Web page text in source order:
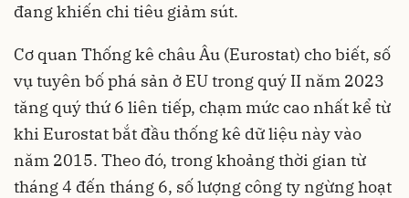
đang khiến chi tiêu giảm sút.
Cơ quan Thống kê châu Âu (Eurostat) cho biết, số
vụ tuyên bố phá sản ở EU trong quý II năm 2023
tăng quý thứ 6 liên tiếp, chạm mức cao nhất kể từ
khi Eurostat bắt đầu thống kê dữ liệu này vào
năm 2015. Theo đó, trong khoảng thời gian từ
tháng 4 đến tháng 6, số lượng công ty ngừng hoạt